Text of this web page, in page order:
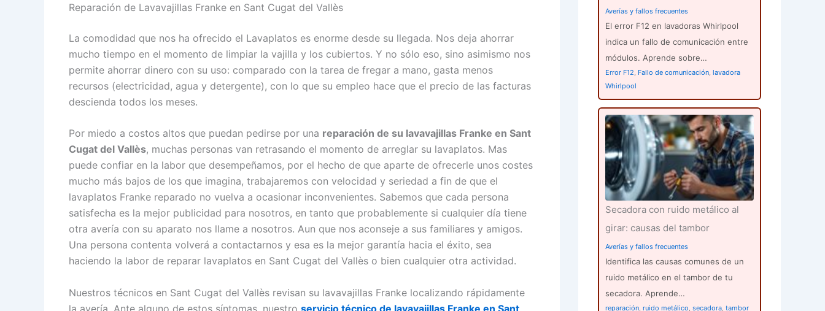
Reparación de Lavavajillas Franke en Sant Cugat del Vallès
La comodidad que nos ha ofrecido el Lavaplatos es enorme desde su llegada. Nos deja ahorrar
mucho tiempo en el momento de limpiar la vajilla y los cubiertos. Y no sólo eso, sino asimismo nos
permite ahorrar dinero con su uso: comparado con la tarea de fregar a mano, gasta menos
recursos (electricidad, agua y detergente), con lo que su empleo hace que el precio de las facturas
descienda todos los meses.
Por miedo a costos altos que puedan pedirse por una reparación de su lavavajillas Franke en Sant
Cugat del Vallès, muchas personas van retrasando el momento de arreglar su lavaplatos. Mas
puede confiar en la labor que desempeñamos, por el hecho de que aparte de ofrecerle unos costes
mucho más bajos de los que imagina, trabajaremos con velocidad y seriedad a fin de que el
lavaplatos Franke reparado no vuelva a ocasionar inconvenientes. Sabemos que cada persona
satisfecha es la mejor publicidad para nosotros, en tanto que probablemente si cualquier día tiene
otra avería con su aparato nos llame a nosotros. Aun que nos aconseje a sus familiares y amigos.
Una persona contenta volverá a contactarnos y esa es la mejor garantía hacia el éxito, sea
haciendo la labor de reparar lavaplatos en Sant Cugat del Vallès o bien cualquier otra actividad.
Nuestros técnicos en Sant Cugat del Vallès revisan su lavavajillas Franke localizando rápidamente
la avería. Ante alguno de estos síntomas, nuestro servicio técnico de lavavajillas Franke en Sant
Averías y fallos frecuentes
El error F12 en lavadoras Whirlpool
indica un fallo de comunicación entre
módulos. Aprende sobre…
Error F12, Fallo de comunicación, lavadora
Whirlpool
Secadora con ruido metálico al
girar: causas del tambor
Averías y fallos frecuentes
Identifica las causas comunes de un
ruido metálico en el tambor de tu
secadora. Aprende…
reparación, ruido metálico, secadora, tambor